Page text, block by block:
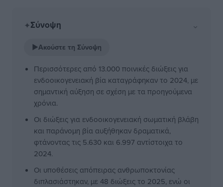
✦Σύνοψη ⌄
▶Ακούστε τη Σύνοψη
Περισσότερες από 13.000 ποινικές διώξεις για
ενδοοικογενειακή βία καταγράφηκαν το 2024, με
σημαντική αύξηση σε σχέση με τα προηγούμενα
χρόνια.
Οι διώξεις για ενδοοικογενειακή σωματική βλάβη
και παράνομη βία αυξήθηκαν δραματικά,
φτάνοντας τις 5.630 και 6.997 αντίστοιχα το
2024.
Οι υποθέσεις απόπειρας ανθρωποκτονίας
διπλασιάστηκαν, με 48 διώξεις το 2025, ενώ οι